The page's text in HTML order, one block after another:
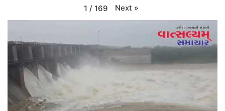
1 / 169 Next »